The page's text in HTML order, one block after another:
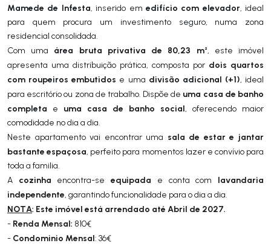
Mamede de Infesta, inserido em edifício com elevador, ideal
para quem procura um investimento seguro, numa zona
residencial consolidada.
Com uma área bruta privativa de 80,23 m², este imóvel
apresenta uma distribuição prática, composta por dois quartos
com roupeiros embutidos e uma divisão adicional (+1), ideal
para escritório ou zona de trabalho. Dispõe de uma casa de banho
completa e uma casa de banho social, oferecendo maior
comodidade no dia a dia.
Neste apartamento vai encontrar uma sala de estar e jantar
bastante espaçosa, perfeito para momentos lazer e convívio para
toda a familia.
A cozinha encontra-seequipada e conta com
lavandaria
independente, garantindo funcionalidade para o dia a dia.
NOTA: Este imóvel está arrendado até Abril de 2027.
- Renda Mensal: 810€
- Condominio Mensal: 36€